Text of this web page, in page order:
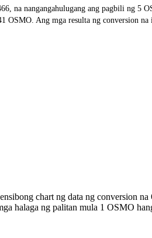
na nangangahulugang ang pagbili ng
OSMO. Ang mga resulta ng conversion
chart ng data ng conversion
halaga ng palitan mula 1 OSMO